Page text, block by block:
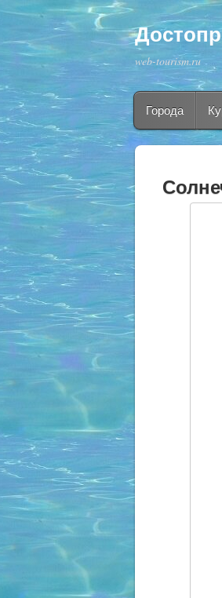
web-tourism.ru
Города